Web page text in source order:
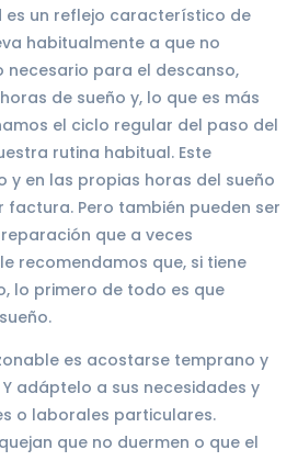
un reflejo característico de
habitualmente a que no
necesario para el descanso,
de sueño y, lo que es más
el ciclo regular del paso del
rutina habitual. Este
y en las propias horas del sueño
Pero también pueden ser
que a veces
recomendamos que, si tiene
lo primero de todo es que
es acostarse temprano y
adáptelo a sus necesidades y
o laborales particulares.
que no duermen o que el